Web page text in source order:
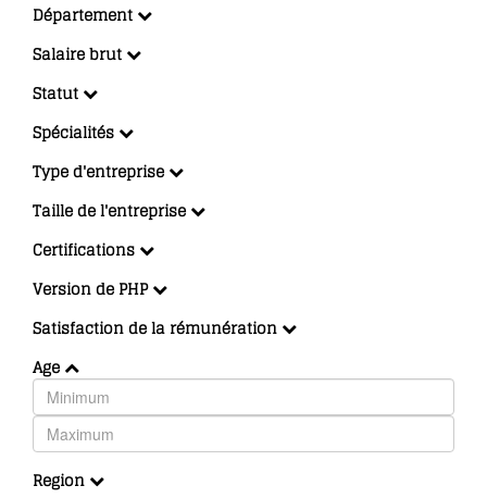
Département
Salaire brut
Statut
Spécialités
Type d'entreprise
Taille de l'entreprise
Certifications
Version de PHP
Satisfaction de la rémunération
Age
Region